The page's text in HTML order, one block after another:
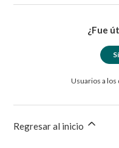
¿Fue
Sí
Usuarios a los
Regresar al inicio